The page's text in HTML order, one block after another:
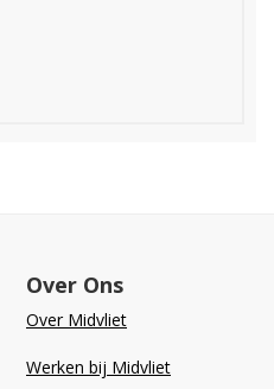
Over Ons
Over Midvliet
Werken bij Midvliet